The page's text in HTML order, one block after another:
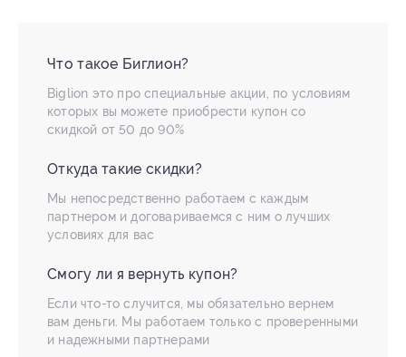
Что такое Биглион?
Biglion это про специальные акции, по условиям
которых вы можете приобрести купон со
скидкой от 50 до 90%
Откуда такие скидки?
Мы непосредственно работаем с каждым
партнером и договариваемся с ним о лучших
условиях для вас
Смогу ли я вернуть купон?
Если что-то случится, мы обязательно вернем
вам деньги. Мы работаем только с проверенными
и надежными партнерами